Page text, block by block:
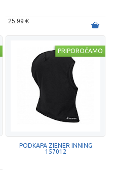
25,99 €
PRIPOROČAMO
PODKAPA ZIENER INNING
157012